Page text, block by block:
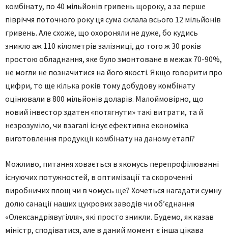
комбінату, по 40 мільйонів гривень щороку, а за перше
півріччя поточного року ця сума склала всього 12 мільйонів
гривень. Але схоже, що охороняли не дуже, бо кудись
зникло аж 110 кілометрів залізниці, до того ж 30 років
простою обладнання, яке було змонтоване в межах 70-90%,
не могли не позначитися на його якості. Якщо говорити про
цифри, то ще кілька років тому добудову комбінату
оцінювали в 800 мільйонів доларів. Малоймовірно, що
новий інвестор здатен «потягнути» такі витрати, та й
незрозуміло, чи взагалі існує ефективна економіка
виготовлення продукції комбінату на даному етапі?
Можливо, питання ховається в якомусь перепрофілюванні
існуючих потужностей, в оптимізації та скороченні
виробничих площ чи в чомусь ще? Хочеться нагадати сумну
долю санації наших цукрових заводів чи об’єднання
«Олександріявугілля», які просто зникли. Будемо, як казав
міністр, сподіватися, але в даний момент є інша цікава